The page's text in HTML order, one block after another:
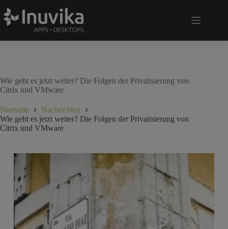
Wie geht es jetzt weiter? Die Folgen der Privatisierung von
Citrix und VMware
Startseite
Nachrichten
Wie geht es jetzt weiter? Die Folgen der Privatisierung von
Citrix und VMware